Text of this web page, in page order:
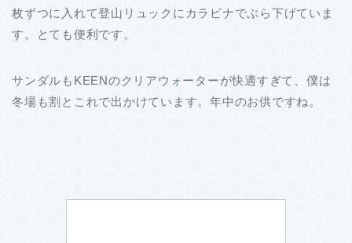
枚ずつに入れて登山リュックにカラビナでぶら下げていま
す。とても便利です。
サンダルもKEENのクリアウォーターが快適すぎて、僕は
冬場も割とこれで出かけています。年中のお供ですね。